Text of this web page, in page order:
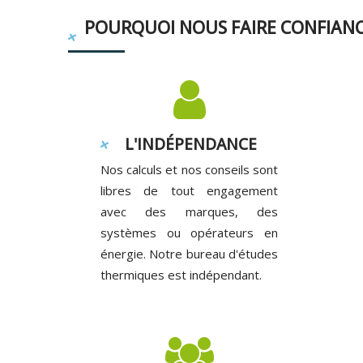
POURQUOI NOUS FAIRE
L'INDÉPENDANCE
Nos calculs et nos conseils sont
libres de tout engagement
avec des marques, des
systèmes ou opérateurs en
énergie. Notre bureau d'études
thermiques est indépendant.